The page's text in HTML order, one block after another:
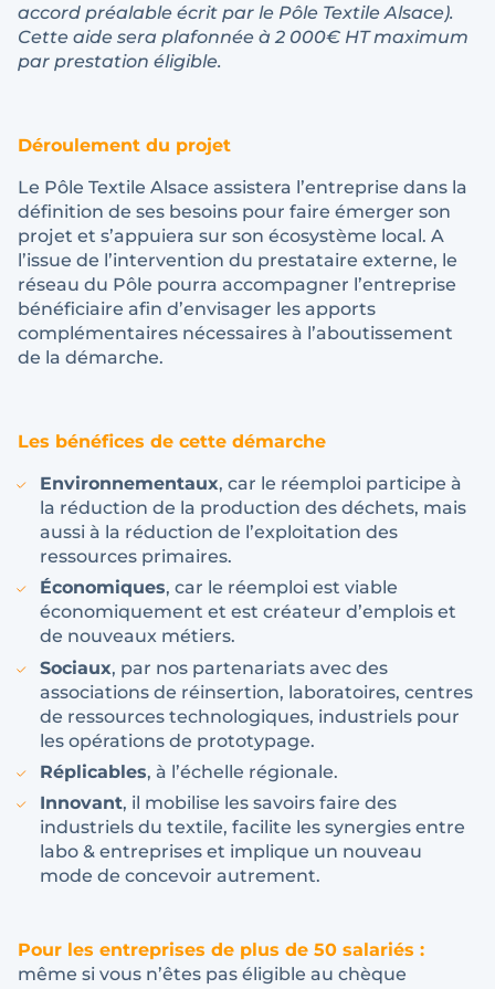
accord préalable écrit par le Pôle Textile Alsace).
Cette aide sera plafonnée à 2 000€ HT maximum
par prestation éligible.
Déroulement du projet
Le Pôle Textile Alsace assistera l’entreprise dans la
définition de ses besoins pour faire émerger son
projet et s’appuiera sur son écosystème local. A
l’issue de l’intervention du prestataire externe, le
réseau du Pôle pourra accompagner l’entreprise
bénéficiaire afin d’envisager les apports
complémentaires nécessaires à l’aboutissement
de la démarche.
Les bénéfices de cette démarche
Environnementaux, car le réemploi participe à
la réduction de la production des déchets, mais
aussi à la réduction de l’exploitation des
ressources primaires.
Économiques, car le réemploi est viable
économiquement et est créateur d’emplois et
de nouveaux métiers.
Sociaux, par nos partenariats avec des
associations de réinsertion, laboratoires, centres
de ressources technologiques, industriels pour
les opérations de prototypage.
Réplicables, à l’échelle régionale.
Innovant, il mobilise les savoirs faire des
industriels du textile, facilite les synergies entre
labo & entreprises et implique un nouveau
mode de concevoir autrement.
Pour les entreprises de plus de 50 salariés :
même si vous n’êtes pas éligible au chèque